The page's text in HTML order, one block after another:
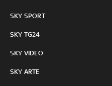
SKY SPORT
SKY TG24
SKY VIDEO
SKY ARTE